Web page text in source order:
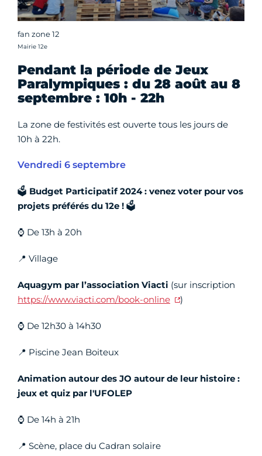
fan zone 12
Crédit photo :
Mairie 12e
Pendant la période de Jeux
Paralympiques : du 28 août au 8
septembre : 10h - 22h
La zone de festivités est ouverte tous les jours de
10h à 22h.
Vendredi 6 septembre
🗳️ Budget Participatif 2024 : venez voter pour vos
projets préférés du 12e ! 🗳️
⌚ De 13h à 20h
📍 Village
Aquagym par l’association Viacti (sur inscription
https://www.viacti.com/book-online
)
⌚ De 12h30 à 14h30
📍 Piscine Jean Boiteux
Animation autour des JO autour de leur histoire :
jeux et quiz par l'UFOLEP
⌚ De 14h à 21h
📍 Scène, place du Cadran solaire